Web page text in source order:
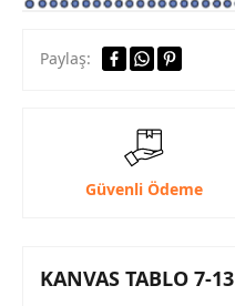
Paylaş:
Güvenli Ödeme
KANVAS TABLO 7-13